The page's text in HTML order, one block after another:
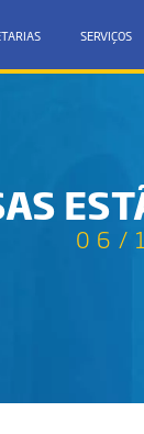
SERVIÇOS
06/